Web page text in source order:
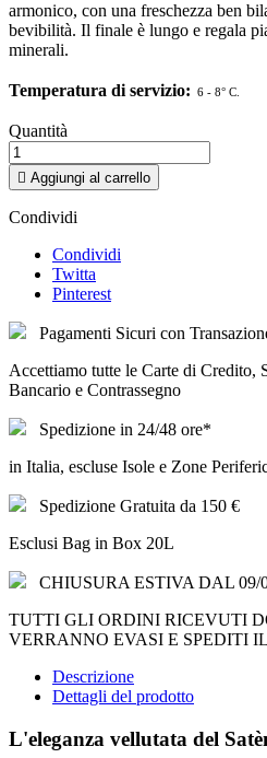
armonico, con una freschezza ben
bevibilità. Il finale è lungo e regala
minerali.
Temperatura di servizio: 6 - 8° C.
Quantità
 Aggiungi al carrello
Condividi
Condividi
Twitta
Pinterest
Pagamenti Sicuri con
Accettiamo tutte le Carte di Credito,
Bancario e Contrassegno
Spedizione in 24/48 ore*
in Italia, escluse Isole e Zone
Spedizione Gratuita da 150 €
Esclusi Bag in Box 20L
CHIUSURA ESTIVA DAL 09/
TUTTI GLI ORDINI RICEVUTI
VERRANNO EVASI E SPEDITI
Descrizione
Dettagli del prodotto
L'eleganza vellutata del